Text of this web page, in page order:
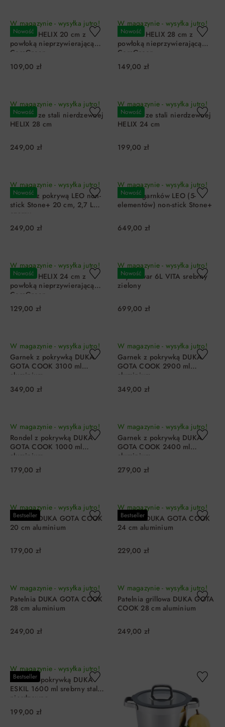
Nowość
W magazynie - wysyłka jutro!
Patelnia HELIX 20 cm z
powłoką nieprzywierającą
CeraGreen
109,00 zł
Nowość
W magazynie - wysyłka jutro!
Patelnia HELIX 28 cm z
powłoką nieprzywierającą
CeraGreen
149,00 zł
Nowość
W magazynie - wysyłka jutro!
Patelnia ze stali nierdzewnej
HELIX 28 cm
249,00 zł
Nowość
W magazynie - wysyłka jutro!
Patelnia ze stali nierdzewnej
HELIX 24 cm
199,00 zł
Nowość
W magazynie - wysyłka jutro!
Garnek z pokrywą LEO non-
stick Stone+ 20 cm, 2,7 L
czarny
249,00 zł
Nowość
W magazynie - wysyłka jutro!
Zestaw garnków LEO (5-
elementów) non-stick Stone+
649,00 zł
Nowość
W magazynie - wysyłka jutro!
Patelnia HELIX 24 cm z
powłoką nieprzywierającą
CeraGreen
129,00 zł
Nowość
W magazynie - wysyłka jutro!
Szybkowar 6L VITA srebrny
zielony
699,00 zł
W magazynie - wysyłka jutro!
Garnek z pokrywką DUKA
GOTA COOK 3100 ml
aluminium
349,00 zł
W magazynie - wysyłka jutro!
Garnek z pokrywką DUKA
GOTA COOK 2900 ml
aluminium
349,00 zł
W magazynie - wysyłka jutro!
Rondel z pokrywką DUKA
GOTA COOK 1000 ml
aluminium
179,00 zł
W magazynie - wysyłka jutro!
Garnek z pokrywką DUKA
GOTA COOK 2400 ml
aluminium
279,00 zł
Bestseller
W magazynie - wysyłka jutro!
Patelnia DUKA GOTA COOK
20 cm aluminium
179,00 zł
Bestseller
W magazynie - wysyłka jutro!
Patelnia DUKA GOTA COOK
24 cm aluminium
229,00 zł
W magazynie - wysyłka jutro!
Patelnia DUKA GOTA COOK
28 cm aluminium
249,00 zł
W magazynie - wysyłka jutro!
Patelnia grillowa DUKA GOTA
COOK 28 cm aluminium
249,00 zł
Bestseller
W magazynie - wysyłka jutro!
Rondel z pokrywką DUKA
ESKIL 1600 ml srebrny stal
nierdzewna
199,00 zł